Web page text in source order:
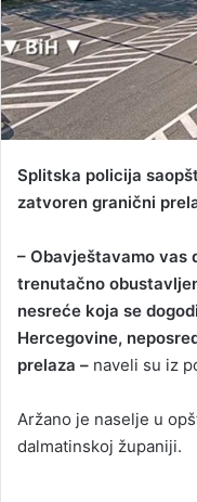
i
l
Splitska policija
zatvoren granični
– Obavještavamo vas
trenutačno
nesreće koja se
Hercegovine,
prelaza – naveli su iz
Aržano je naselje u
dalmatinskoj županiji.